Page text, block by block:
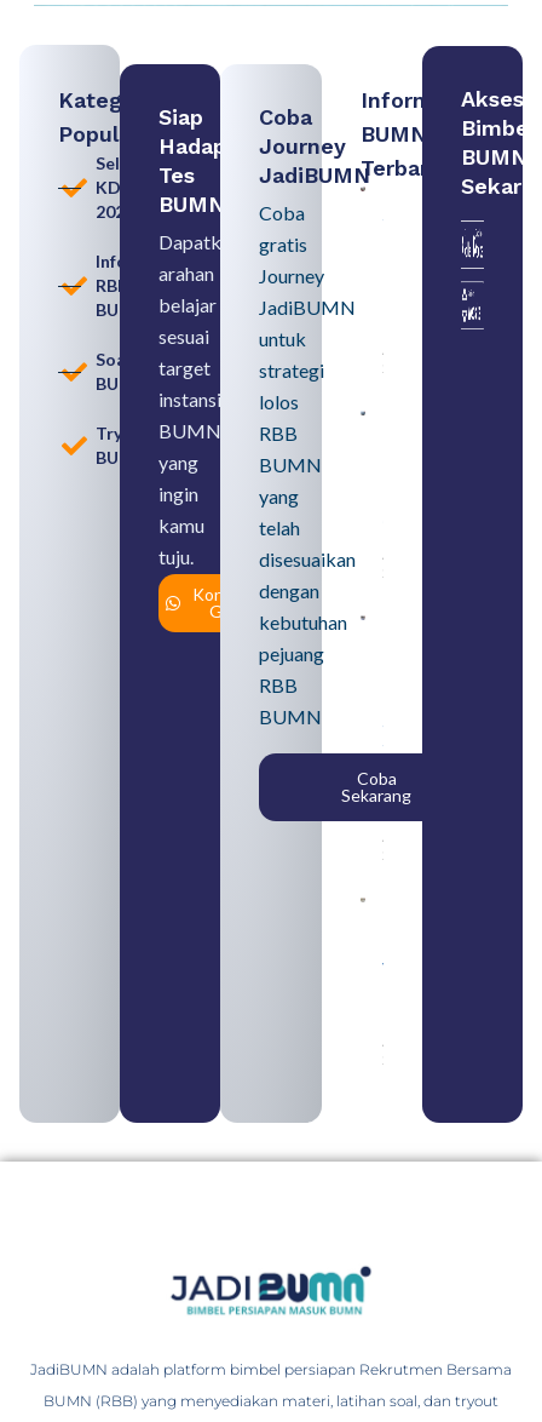
Kategori
Populer
Seleksi
KDKMP
2026
Informasi
RBB
BUMN
Soal
BUMN
Tryout
BUMN
Siap
Hadapi
Tes
BUMN
Dapatkan
arahan
belajar
sesuai
target
instansi
BUMN
yang
ingin
kamu
tuju.
Konsultasi
Gratis
Coba
Journey
JadiBUMN
Coba
gratis
Journey
JadiBUMN
untuk
strategi
lolos
RBB
BUMN
yang
telah
disesuaikan
dengan
kebutuhan
pejuang
RBB
BUMN
Coba
Sekarang
Informasi
BUMN
Terbaru:
Persiapan
Seleksi
Rekrutmen
Memahami
August 8,
2026
August 6,
2026
SMA
Syarat,
Posisi,
dan
Cara
Daftar
August 5,
2026
yang
August 4,
2026
Akses
Bimbel
BUMN
JadiBUMN adalah platform bimbel persiapan Rekrutmen Bersama
BUMN (RBB) yang menyediakan materi, latihan soal, dan tryout